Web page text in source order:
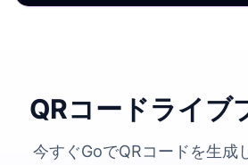
QRコードライブ
今すぐGoでQRコードを生成